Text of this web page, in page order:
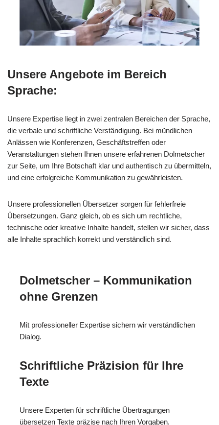
Unsere Angebote im Bereich
Sprache:
Unsere Expertise liegt in zwei zentralen Bereichen der Sprache,
die verbale und schriftliche Verständigung. Bei mündlichen
Anlässen wie Konferenzen, Geschäftstreffen oder
Veranstaltungen stehen Ihnen unsere erfahrenen Dolmetscher
zur Seite, um Ihre Botschaft klar und authentisch zu übermitteln,
und eine erfolgreiche Kommunikation zu gewährleisten.
Unsere professionellen Übersetzer sorgen für fehlerfreie
Übersetzungen. Ganz gleich, ob es sich um rechtliche,
technische oder kreative Inhalte handelt, stellen wir sicher, dass
alle Inhalte sprachlich korrekt und verständlich sind.
Dolmetscher – Kommunikation
ohne Grenzen
Mit professioneller Expertise sichern wir verständlichen
Dialog.
Schriftliche Präzision für Ihre
Texte
Unsere Experten für schriftliche Übertragungen
übersetzen Texte präzise nach Ihren Vorgaben.